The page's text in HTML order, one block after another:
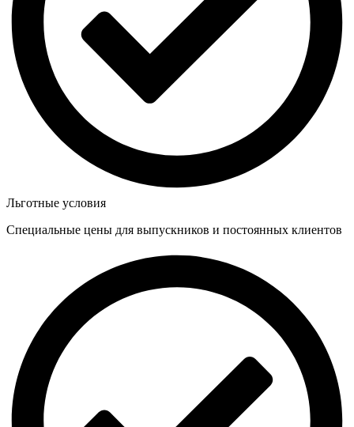
Льготные условия
Специальные цены для выпускников и постоянных клиентов